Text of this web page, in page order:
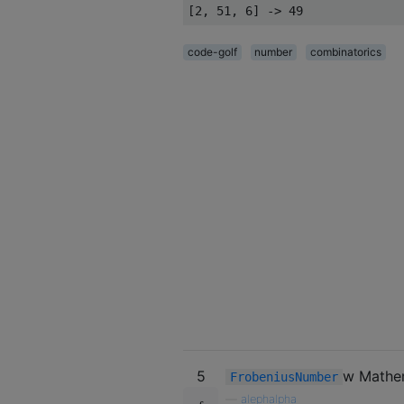
code-golf number combinatorics
5 FrobeniusNumber w
alephalpha